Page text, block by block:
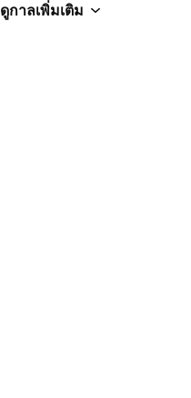
กาลเพิ่มเติม